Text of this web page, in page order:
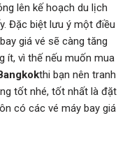
lên kế hoạch du lịch
Đặc biệt lưu ý một điều
giá vé sẽ càng tăng
ít, vì thế nếu muốn mua
thi bạn nên tranh
tốt nhé, tốt nhất là đặt
có các vé máy bay giá